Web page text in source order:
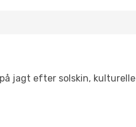
jagt efter solskin, kulturelle